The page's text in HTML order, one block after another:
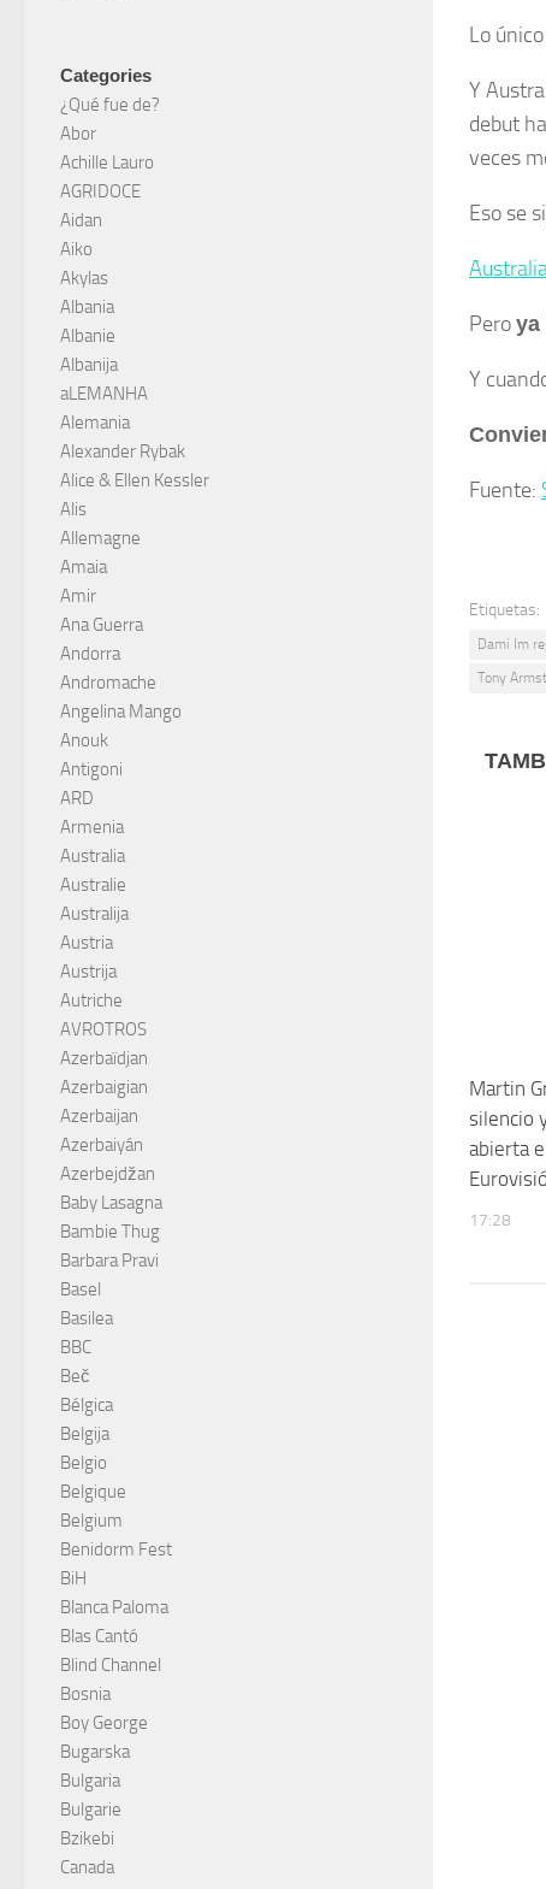
Lo
Y
debut
veces
Eso se
Pero ya
Y
Fuente:
Etiquetas:
Dami Im
Tony
Martin
silencio
abierta
17:28
Categories
¿Qué fue de?
Abor
Achille Lauro
AGRIDOCE
Aidan
Aiko
Akylas
Albania
Albanie
Albanija
aLEMANHA
Alemania
Alexander Rybak
Alice & Ellen Kessler
Alis
Allemagne
Amaia
Amir
Ana Guerra
Andorra
Andromache
Angelina Mango
Anouk
Antigoni
ARD
Armenia
Australia
Australie
Australija
Austria
Austrija
Autriche
AVROTROS
Azerbaïdjan
Azerbaigian
Azerbaijan
Azerbaiyán
Azerbejdžan
Baby Lasagna
Bambie Thug
Barbara Pravi
Basel
Basilea
BBC
Beč
Bélgica
Belgija
Belgio
Belgique
Belgium
Benidorm Fest
BiH
Blanca Paloma
Blas Cantó
Blind Channel
Bosnia
Boy George
Bugarska
Bulgaria
Bulgarie
Bzikebi
Canada